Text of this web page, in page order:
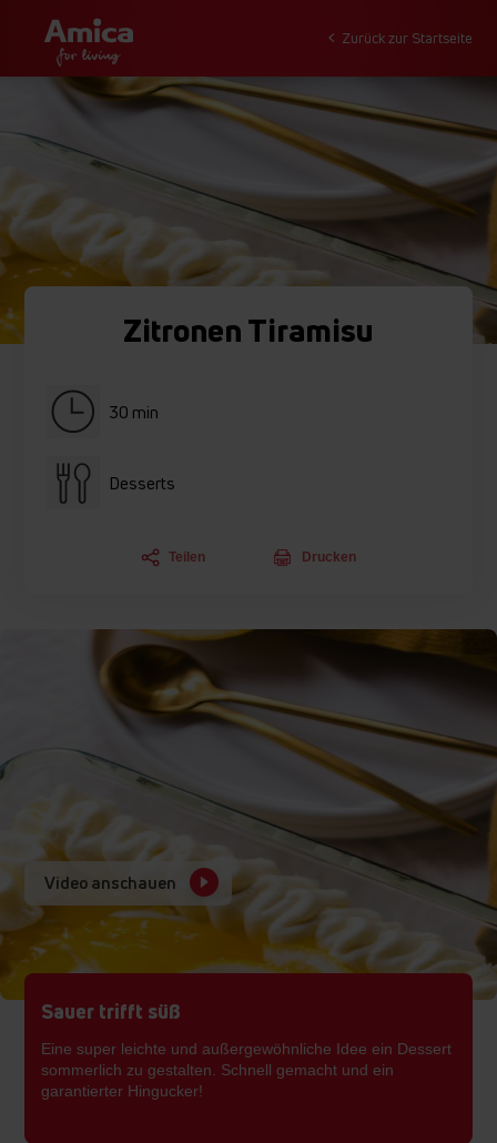
Zurück zur Startseite
Zitronen Tiramisu
30 min
Desserts
Teilen Drucken
Video anschauen
Sauer trifft süß
Eine super leichte und außergewöhnliche Idee ein Dessert
sommerlich zu gestalten. Schnell gemacht und ein
garantierter Hingucker!